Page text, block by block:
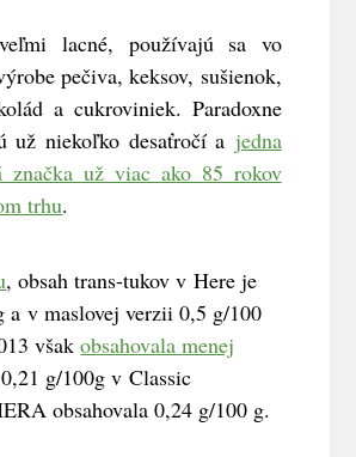
lacné, používajú sa vo
pečiva, keksov, sušienok,
a cukroviniek. Paradoxne
už niekoľko desaťročí a jedna
značka už viac ako 85 rokov
trhu.
, obsah trans-tukov v Here je
a v maslovej verzii 0,5 g/100
všakobsahovala menej
g/100g v Classic
obsahovala 0,24 g/100 g.